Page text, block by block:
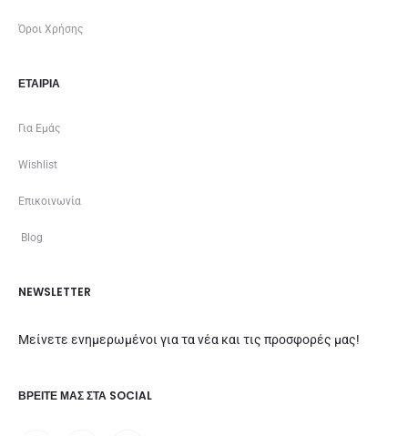
Όροι Χρήσης
ΕΤΑΙΡΊΑ
Για Εμάς
Wishlist
Επικοινωνία
Blog
NEWSLETTER
Μείνετε ενημερωμένοι για τα νέα και τις προσφορές μας!
ΒΡΕΊΤΕ ΜΑΣ ΣΤΑ SOCIAL